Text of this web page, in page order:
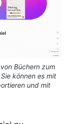
Büchern zum
können es mit
und mit